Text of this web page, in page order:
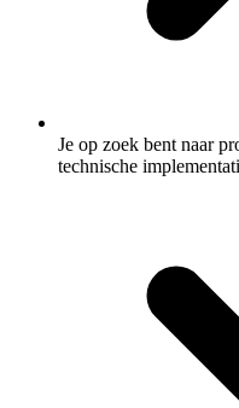
Je op zoek bent naar
technische